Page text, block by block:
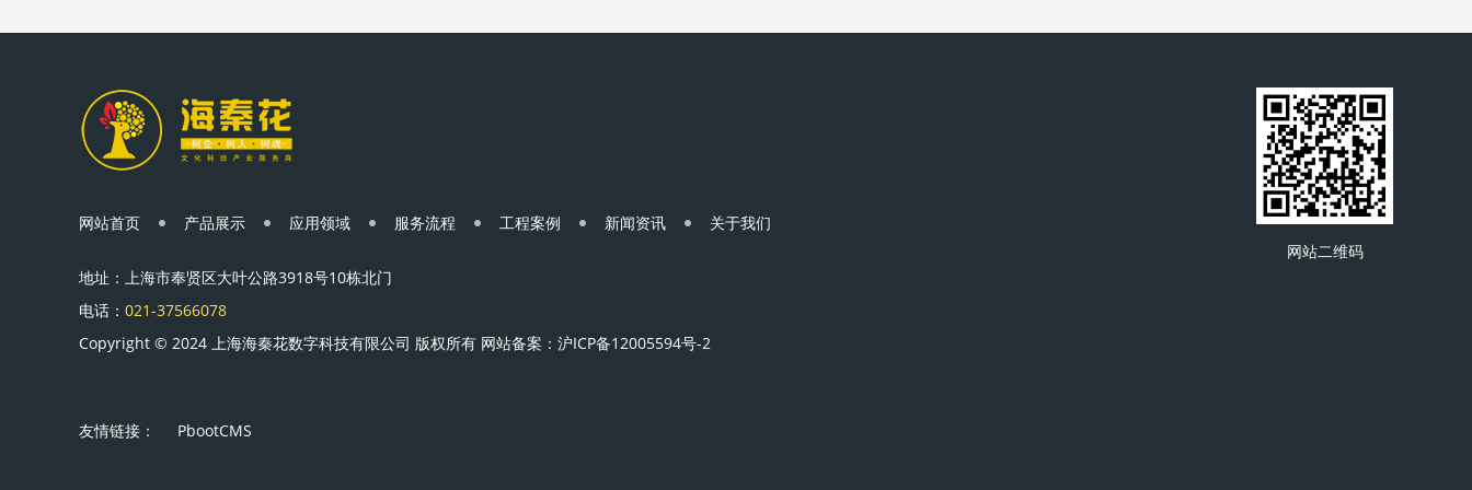
网站首页 产品展示 应用领域 服务流程 工程案例 新闻资讯 关于我们
地址：上海市奉贤区大叶公路3918号10栋北门
电话： 021-37566078
网站二维码
Copyright © 2024 上海海秦花数字科技有限公司 版权所有 网站备案： 沪ICP备12005594号-2
友情链接： PbootCMS